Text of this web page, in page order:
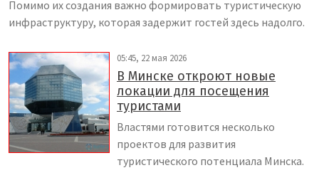
Помимо их создания важно формировать туристическую
инфраструктуру, которая задержит гостей здесь надолго.
05:45, 22 мая 2026
В Минске откроют новые
локации для посещения
туристами
Властями готовится несколько
проектов для развития
туристического потенциала Минска.